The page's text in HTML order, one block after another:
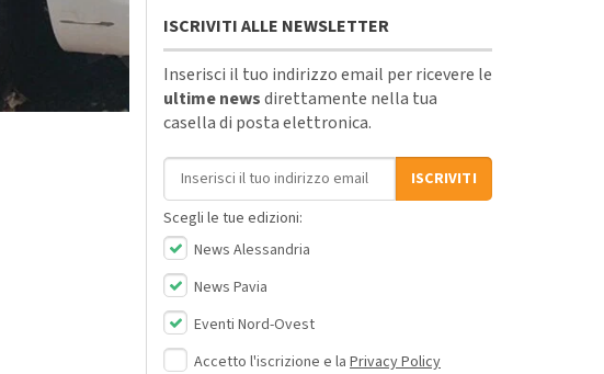
ISCRIVITI ALLE NEWSLETTER
Inserisci il tuo indirizzo email per ricevere le
ultime newsdirettamente nella tua
casella di posta elettronica.
Indirizzo email
ISCRIVITI
Scegli le tue edizioni:
News Alessandria
News Pavia
Eventi Nord-Ovest
Accetto l'iscrizione e la Privacy Policy